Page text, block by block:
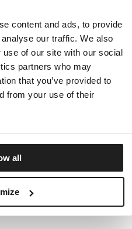
content and ads, to provide
our traffic. We also
of our site with our social
partners who may
that you’ve provided to
from your use of their
all
CAL